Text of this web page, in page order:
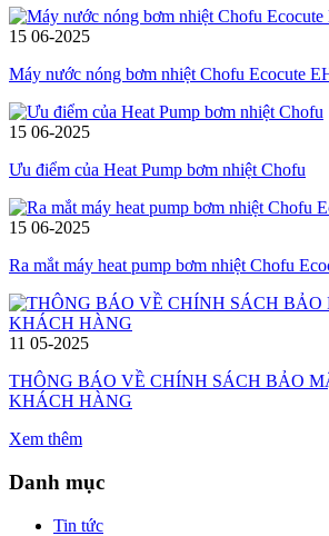
15 06-2025
Máy nước nóng bơm nhiệt Chofu Ecocute
15 06-2025
Ưu điểm của Heat Pump bơm nhiệt Chofu
15 06-2025
Ra mắt máy heat pump bơm nhiệt Chofu
11 05-2025
THÔNG BÁO VỀ CHÍNH SÁCH BẢO
KHÁCH HÀNG
Xem thêm
Danh mục
Tin tức